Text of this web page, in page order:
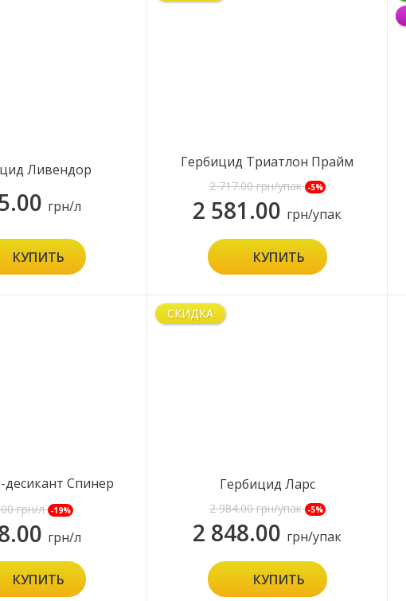
Ливендор
грн/л
КУПИТЬ
Гербицид Триатлон Прайм
2 717.00грн/упак -5%
2 581.00 грн/упак
КУПИТЬ
Спинер
грн/л -19%
грн/л
КУПИТЬ
СКИДКА
Гербицид Ларс
2 984.00грн/упак -5%
2 848.00 грн/упак
КУПИТЬ